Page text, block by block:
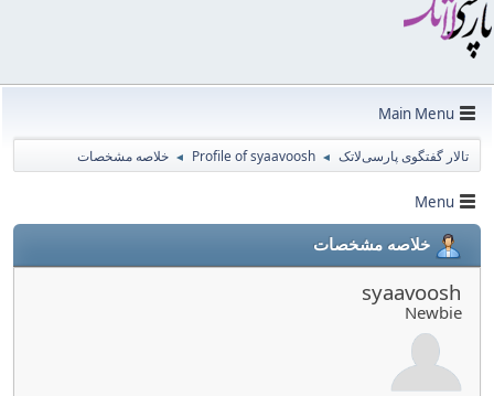
Main Menu
تالار گفتگوی پارسی‌لاتک ◄
Profile of syaavoosh
◄ خلاصه مشخصات
Menu
خلاصه مشخصات
syaavoosh
Newbie